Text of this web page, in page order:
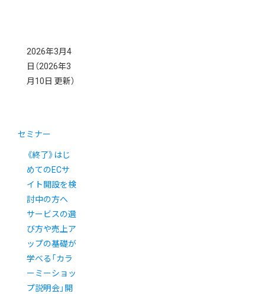
2026年3月4
日 （2026年3
月10日 更新）
セミナー
《終了》はじ
めてのECサ
イト開設を検
討中の方へ
サービスの選
び方や売上ア
ップの基礎が
学べる「カラ
ーミーショッ
プ説明会」開